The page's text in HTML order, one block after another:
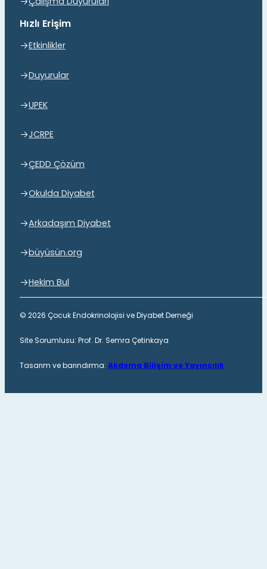
Hızlı Erişim
Etkinlikler
Duyurular
UPEK
JCRPE
ÇEDD Çözüm
Okulda Diyabet
Arkadaşım Diyabet
büyüsün.org
Hekim Bul
© 2026 Çocuk Endokrinolojisi ve Diyabet Derneği
Site Sorumlusu: Prof. Dr. Semra Çetinkaya
Tasarım ve barındırma: Akdema Bilişim ve Yayıncılık